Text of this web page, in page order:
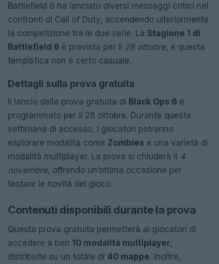
Battlefield 6 ha lanciato diversi messaggi critici nei
confronti di Call of Duty, accendendo ulteriormente
la competizione tra le due serie. La Stagione 1 di
Battlefield 6 è prevista per il 28 ottobre, e questa
tempistica non è certo casuale.
Dettagli sulla prova gratuita
Il lancio della prova gratuita di Black Ops 6 è
programmato per il 28 ottobre. Durante questa
settimana di accesso, i giocatori potranno
esplorare modalità come Zombies e una varietà di
modalità multiplayer. La prova si chiuderà il 4
novembre, offrendo un’ottima occasione per
testare le novità del gioco.
Contenuti disponibili durante la prova
Questa prova gratuita permetterà ai giocatori di
accedere a ben 10 modalità multiplayer,
distribuite su un totale di 40 mappe. Inoltre,